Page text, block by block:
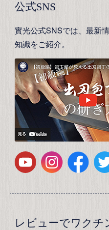
公式SNS
實光公式SNSでは、最新
知識をご紹介。
レビューでワクチ